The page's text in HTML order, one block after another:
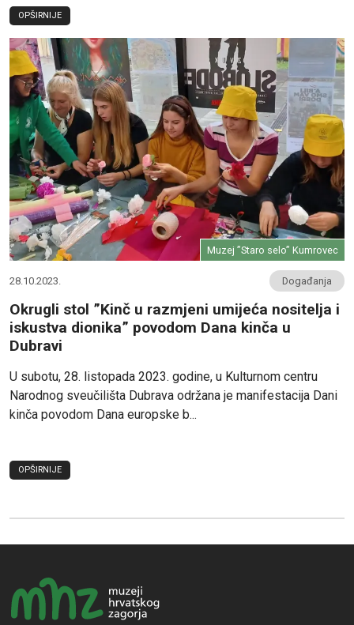
OPŠIRNIJE
Muzej ”Staro selo” Kumrovec
28.10.2023. Događanja
Okrugli stol ”Kinč u razmjeni umijeća nositelja i
iskustva dionika” povodom Dana kinča u
Dubravi
U subotu, 28. listopada 2023. godine, u Kulturnom centru
Narodnog sveučilišta Dubrava održana je manifestacija Dani
kinča povodom Dana europske b...
OPŠIRNIJE